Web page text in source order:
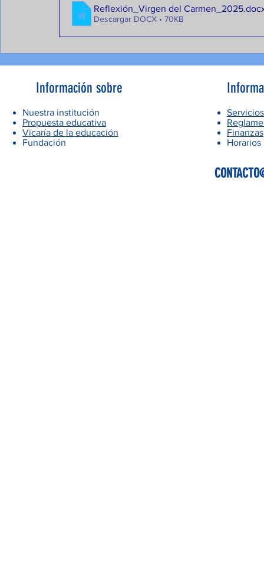
Reflexión_Virgen del Carmen_2025
Descargar DOCX • 70KB
Información sobre
Nuestra institución
Propuesta educativa
Vicaría de la educación
Fundación
Servicios
Finanzas
Horarios